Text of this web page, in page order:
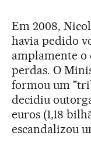
Em 2008,
havia pedido
amplamente o
perdas. O
formou um
decidiu
euros (1,18
escandalizou